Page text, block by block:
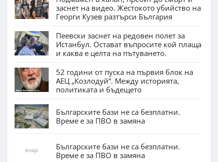
заснет на видео. Жестокото убийство на
Георги Кузев разтърси България
Пеевски заснет на редовен полет за
Истанбул. Остават въпросите кой плаща
и каква е целта на пътуването.
52 години от пуска на първия блок на
АЕЦ „Козлодуй“. Между историята,
политиката и бъдещето
Българските бази не са безплатни.
Време е за ПВО в замяна
Българските бази не са безплатни.
Време е за ПВО в замяна